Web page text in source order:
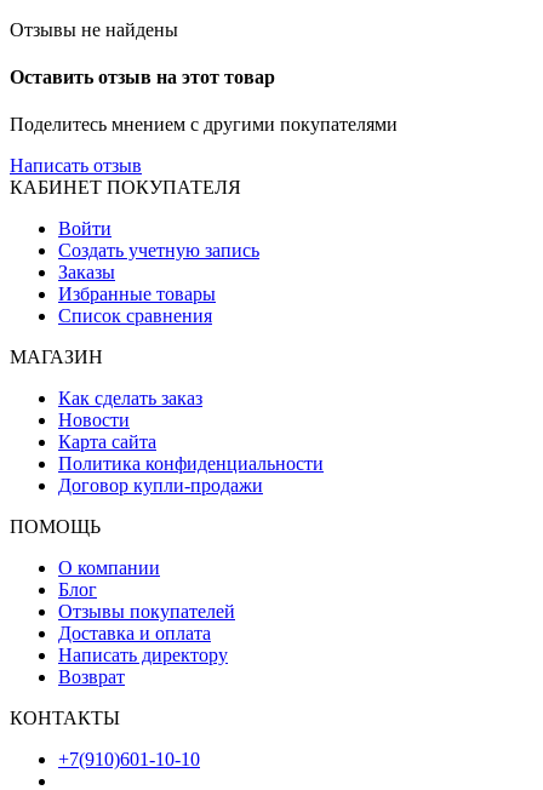
Отзывы не найдены
Оставить отзыв на этот товар
Поделитесь мнением с другими покупателями
Написать отзыв
КАБИНЕТ ПОКУПАТЕЛЯ
Войти
Создать учетную запись
Заказы
Избранные товары
Список сравнения
МАГАЗИН
Как сделать заказ
Новости
Карта сайта
Политика конфиденциальности
Договор купли-продажи
ПОМОЩЬ
О компании
Блог
Отзывы покупателей
Доставка и оплата
Написать директору
Возврат
КОНТАКТЫ
+7(910)601-10-10